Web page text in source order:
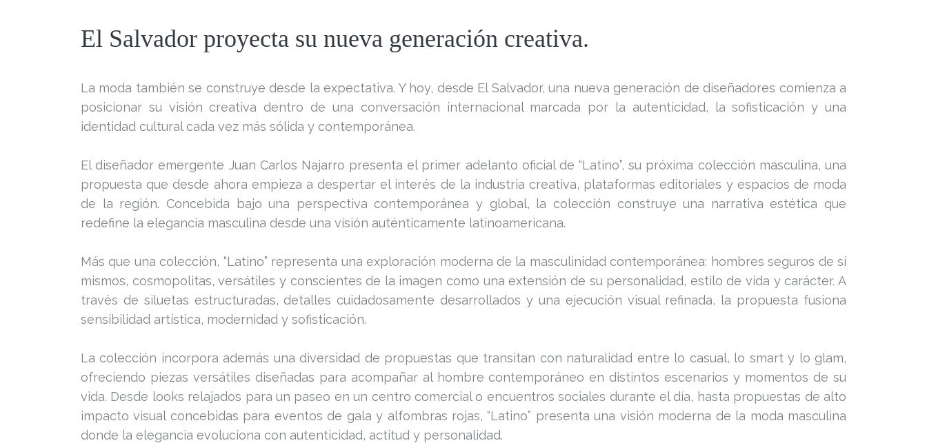
El Salvador proyecta su nueva generación creativa.
La moda también se construye desde la expectativa. Y hoy, desde El Salvador, una nueva generación de diseñadores comienza a
posicionar su visión creativa dentro de una conversación internacional marcada por la autenticidad, la sofisticación y una
identidad cultural cada vez más sólida y contemporánea.
El diseñador emergente Juan Carlos Najarro presenta el primer adelanto oficial de “Latino”, su próxima colección masculina, una
propuesta que desde ahora empieza a despertar el interés de la industria creativa, plataformas editoriales y espacios de moda
de la región. Concebida bajo una perspectiva contemporánea y global, la colección construye una narrativa estética que
redefine la elegancia masculina desde una visión auténticamente latinoamericana.
Más que una colección, “Latino” representa una exploración moderna de la masculinidad contemporánea: hombres seguros de sí
mismos, cosmopolitas, versátiles y conscientes de la imagen como una extensión de su personalidad, estilo de vida y carácter. A
través de siluetas estructuradas, detalles cuidadosamente desarrollados y una ejecución visual refinada, la propuesta fusiona
sensibilidad artística, modernidad y sofisticación.
La colección incorpora además una diversidad de propuestas que transitan con naturalidad entre lo casual, lo smart y lo glam,
ofreciendo piezas versátiles diseñadas para acompañar al hombre contemporáneo en distintos escenarios y momentos de su
vida. Desde looks relajados para un paseo en un centro comercial o encuentros sociales durante el día, hasta propuestas de alto
impacto visual concebidas para eventos de gala y alfombras rojas, “Latino” presenta una visión moderna de la moda masculina
donde la elegancia evoluciona con autenticidad, actitud y personalidad.